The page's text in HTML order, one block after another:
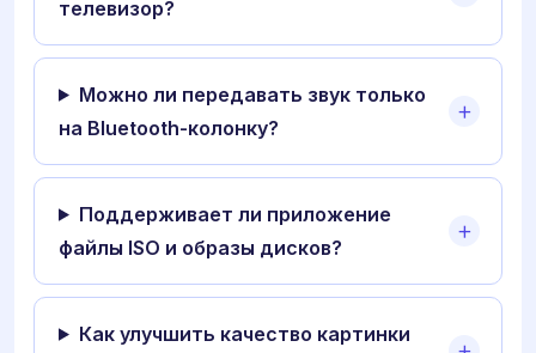
телевизор?
Можно ли передавать звук только
на Bluetooth-колонку?
Поддерживает ли приложение
файлы ISO и образы дисков?
Как улучшить качество картинки